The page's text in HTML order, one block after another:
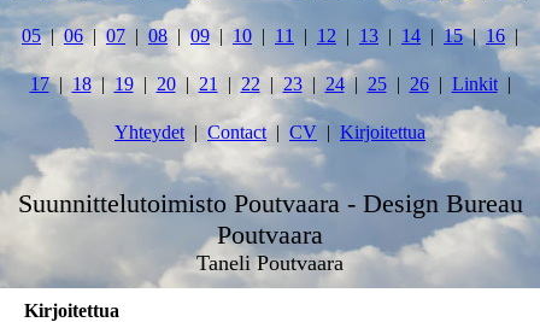
05 06 07 08 09 10 11 12 13 14 15 16
17 18 19 20 21 22 23 24 25 26 Linkit
Yhteydet Contact CV Kirjoitettua
Suunnittelutoimisto Poutvaara - Design Bureau
Poutvaara
Taneli Poutvaara
Kirjoitettua